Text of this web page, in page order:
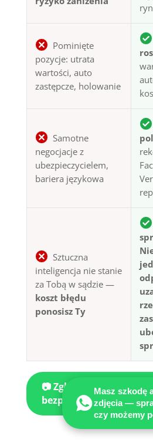
Pominięte
pozycje: utrata
wartości, auto
zastępcze, holowanie
Samotne
negocjacje z
ubezpieczycielem,
bariera językowa
Sztuczna
inteligencja nie stanie
za Tobą w sądzie —
koszt błędu
ponosisz Ty
📷 Zgłoś szkodę przez
bezpłatna wstępna
Masz szkodę
zdjęcia —
czy możemy